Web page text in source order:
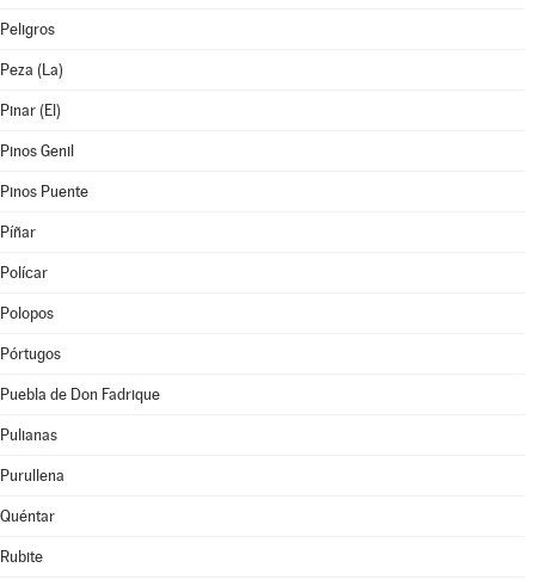
Peligros
Peza (La)
Pinar (El)
Pinos Genil
Pinos Puente
Píñar
Polícar
Polopos
Pórtugos
Puebla de Don Fadrique
Pulianas
Purullena
Quéntar
Rubite